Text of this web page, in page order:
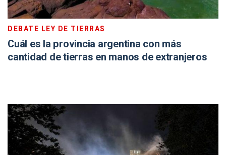
DEBATE LEY DE TIERRAS
Cuál es la provincia argentina con más
cantidad de tierras en manos de extranjeros